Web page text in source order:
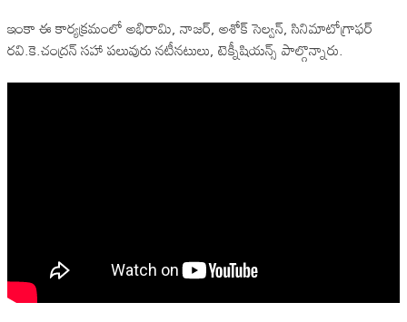
ఇంకా ఈ కార్య‌క్ర‌మంలో అభిరామి, నాజ‌ర్‌, అశోక్ సెల్వ‌న్‌, సినిమాటోగ్రాఫ‌ర్
ర‌వి.కె.చంద్ర‌న్ స‌హా ప‌లువురు న‌టీన‌టులు, టెక్నీషియ‌న్స్ పాల్గొన్నారు.